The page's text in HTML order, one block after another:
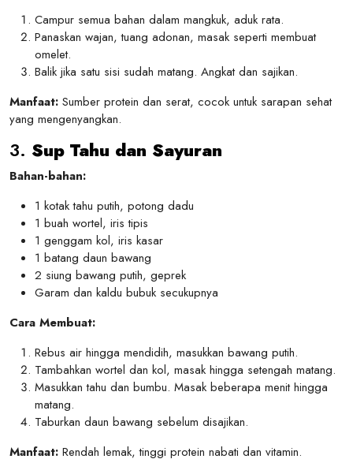
Campur semua bahan dalam mangkuk, aduk rata.
Panaskan wajan, tuang adonan, masak seperti membuat
omelet.
Balik jika satu sisi sudah matang. Angkat dan sajikan.
Manfaat: Sumber protein dan serat, cocok untuk sarapan sehat
yang mengenyangkan.
3. Sup Tahu dan Sayuran
Bahan-bahan:
1 kotak tahu putih, potong dadu
1 buah wortel, iris tipis
1 genggam kol, iris kasar
1 batang daun bawang
2 siung bawang putih, geprek
Garam dan kaldu bubuk secukupnya
Cara Membuat:
Rebus air hingga mendidih, masukkan bawang putih.
Tambahkan wortel dan kol, masak hingga setengah matang.
Masukkan tahu dan bumbu. Masak beberapa menit hingga
matang.
Taburkan daun bawang sebelum disajikan.
Manfaat: Rendah lemak, tinggi protein nabati dan vitamin.